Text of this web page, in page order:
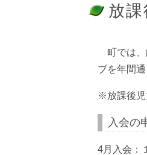
放
町では、
ブを年間
※放課後児
入会の
4月入会：